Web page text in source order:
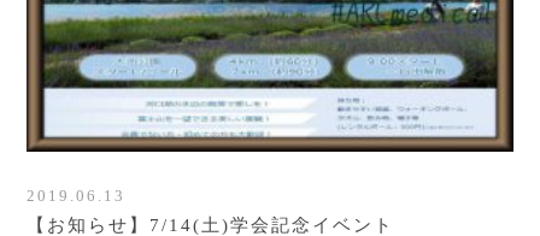
2019.06.13
【お知らせ】7/14(土)学会記念イベント